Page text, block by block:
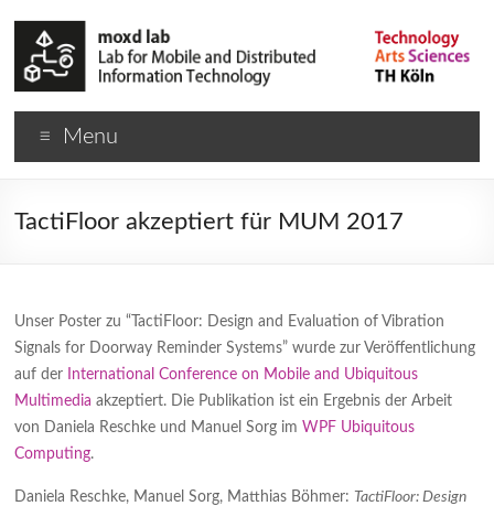
Menu
TactiFloor akzeptiert für MUM 2017
Unser Poster zu “TactiFloor: Design and Evaluation of Vibration
Signals for Doorway Reminder Systems” wurde zur Veröffentlichung
auf der
International Conference on Mobile and Ubiquitous
Multimedia akzeptiert. Die Publikation ist ein Ergebnis der Arbeit
von Daniela Reschke und Manuel Sorg im WPF Ubiquitous
Computing.
Daniela Reschke, Manuel Sorg, Matthias Böhmer: TactiFloor: Design